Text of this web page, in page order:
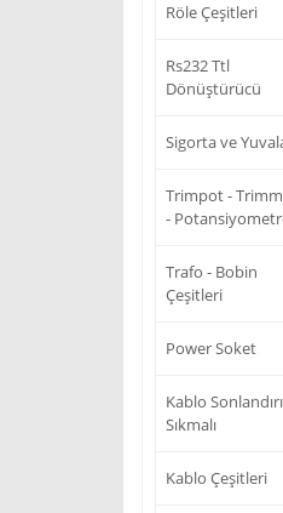
Röle Çeşitleri
Rs232 Ttl
Dönüştürücü
Sigorta ve
Trimpot -
-
Trafo - Bobin
Çeşitleri
Power Soket
Kablo
Sıkmalı
Kablo Çeşitleri